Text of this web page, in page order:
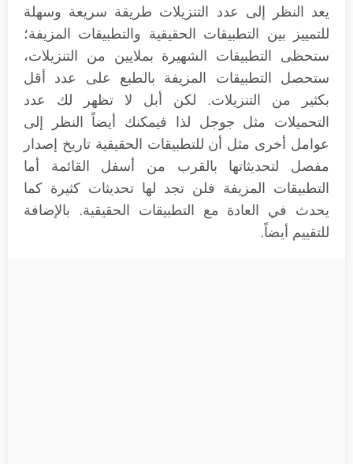
يعد النظر إلى عدد التنزيلات طريقة سريعة وسهلة
للتمييز بين التطبيقات الحقيقية والتطبيقات المزيفة؛
ستحظى التطبيقات الشهيرة بملايين من التنزيلات،
ستحصل التطبيقات المزيفة بالطبع على عدد أقل
بكثير من التنزيلات. لكن أبل لا تظهر لك عدد
التحميلات مثل جوجل لذا فيمكنك أيضاً النظر إلى
عوامل أخرى مثل أن للتطبيقات الحقيقية تاريخ إصدار
مفصل لتحديثاتها بالقرب من أسفل القائمة أما
التطبيقات المزيفة فلن تجد لها تحديثات كثيرة كما
يحدث في العادة مع التطبيقات الحقيقية. بالإضافة
للتقييم أيضاً.